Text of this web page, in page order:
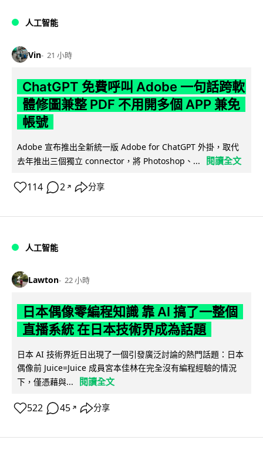
人工智能
Vin 21 小時
ChatGPT 免費呼叫 Adobe 一句話跨軟
體修圖兼整 PDF 不用開多個 APP 兼免
帳號
Adobe 宣布推出全新統一版 Adobe for ChatGPT 外掛，取代
去年推出三個獨立 connector，將 Photoshop、...
閱讀全文
114 2 ↗ 分享
人工智能
Lawton 22 小時
日本偶像零編程知識 靠 AI 搞了一整個
直播系統 在日本技術界成為話題
日本 AI 技術界近日出現了一個引發廣泛討論的熱門話題：日本
偶像前 Juice=Juice 成員宮本佳林在完全沒有編程經驗的情況
下，僅憑藉與...
閱讀全文
522 45 ↗ 分享